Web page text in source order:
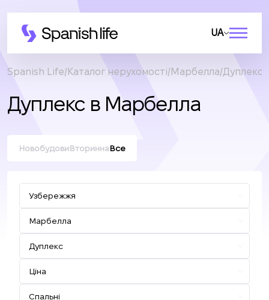
UA
Spanish Life Каталог нерухомості Марбелла Дуплекс
Дуплекс в Марбелла
НовобудовиВториннаВсе